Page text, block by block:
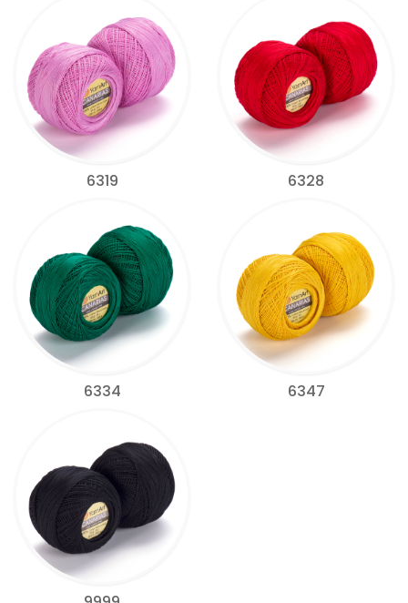
6319 6328
6334 6347